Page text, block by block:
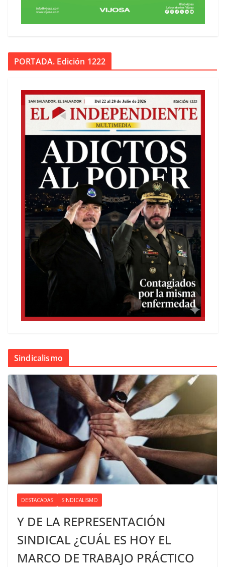
PORTADA. Edición 1222
Sindicalismo
DESTACADAS SINDICALISMO
Y DE LA REPRESENTACIÓN
SINDICAL ¿CUÁL ES HOY EL
MARCO DE TRABAJO PRÁCTICO